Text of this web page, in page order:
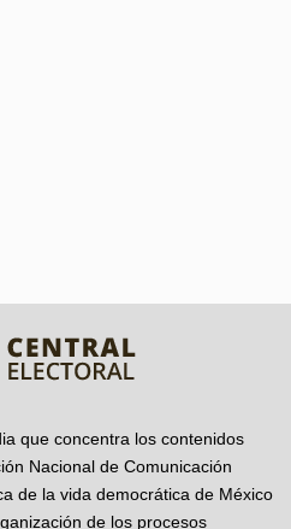
que concentra los contenidos
Nacional de Comunicación
de la vida democrática de México
de los procesos